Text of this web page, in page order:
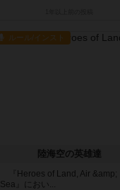
ルール/インスト
陸海空の英雄達
『Heroes of Land, Air &amp;
Sea』におい...